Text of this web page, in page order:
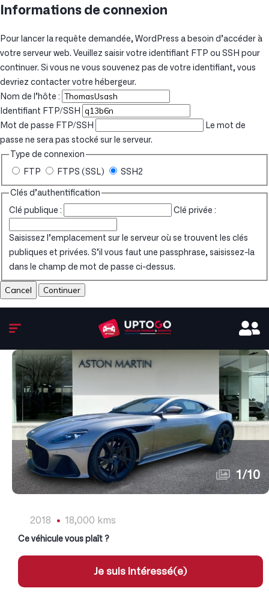
Informations de connexion
Pour lancer la requête demandée, WordPress a besoin d’accéder à
votre serveur web. Veuillez saisir votre identifiant FTP ou SSH pour
continuer. Si vous ne vous souvenez pas de votre identifiant, vous
devriez contacter votre hébergeur.
Nom de l’hôte :
Identifiant FTP/SSH
Mot de passe FTP/SSH
Le mot de
passe ne sera pas stocké sur le serveur.
Type de connexion
FTP FTPS (SSL) SSH2
Clés d’authentification
Clé publique : Clé privée :
Saisissez l’emplacement sur le serveur où se trouvent les clés
publiques et privées. S’il vous faut une passphrase, saisissez-la
dans le champ de mot de passe ci-dessus.
Cancel
1/10
2018 18,000 kms
Ce véhicule vous plaît ?
Je suis intéressé(e)